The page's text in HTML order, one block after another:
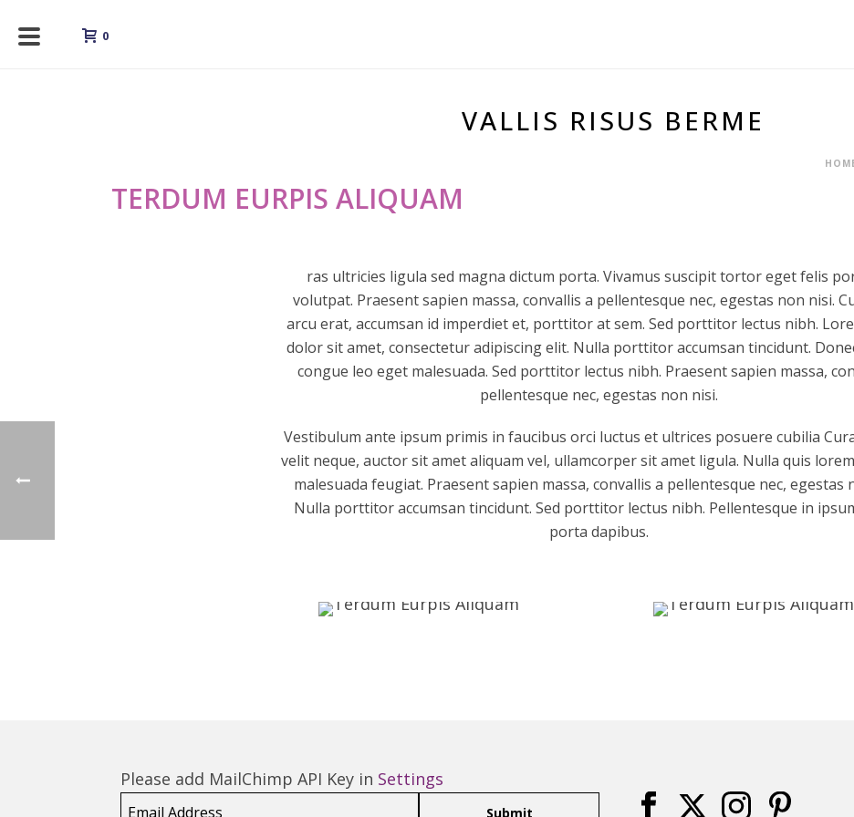
0
VALLIS RISUS BERME
TERDUM EURPIS ALIQUAM
ras ultricies ligula sed magna dictum porta. Vivamus suscipit tortor eget felis
volutpat. Praesent sapien massa, convallis a pellentesque nec, egestas non nisi.
arcu erat, accumsan id imperdiet et, porttitor at sem. Sed porttitor lectus nibh.
dolor sit amet, consectetur adipiscing elit. Nulla porttitor accumsan tincidunt.
congue leo eget malesuada. Sed porttitor lectus nibh. Praesent sapien massa,
pellentesque nec, egestas non nisi.
Vestibulum ante ipsum primis in faucibus orci luctus et ultrices posuere cubilia
velit neque, auctor sit amet aliquam vel, ullamcorper sit amet ligula. Nulla quis
malesuada feugiat. Praesent sapien massa, convallis a pellentesque nec, egestas
Nulla porttitor accumsan tincidunt. Sed porttitor lectus nibh. Pellentesque in
porta dapibus.
Please add MailChimp API Key in Settings
Submit